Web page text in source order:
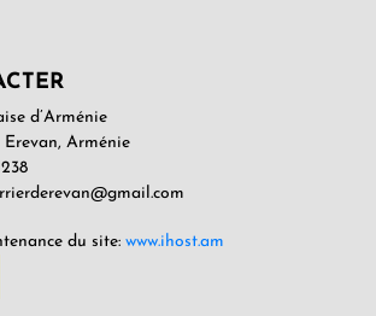
d’Arménie
Erevan, Arménie
du site: www.ihost.am